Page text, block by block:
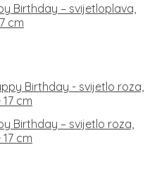
Birthday – svijetloplava,
cm
Birthday – svijetlo roza,
cm